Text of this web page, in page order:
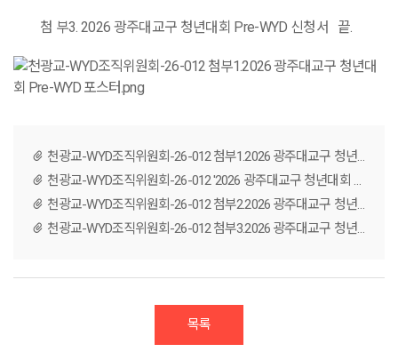
첨 부3. 2026 광주대교구 청년대회 Pre-WYD 신청서 끝.
천광교-WYD조직위원회-26-012 첨부1.2026 광주대교구 청년대회 Pre-WYD 포스터.png
천광교-WYD조직위원회-26-012 '2026 광주대교구 청년대회 Pre-WYD 참가 신청 안내' (260619).pdf
천광교-WYD조직위원회-26-012 첨부2.2026 광주대교구 청년대회 Pre-WYD 일정표.pdf
천광교-WYD조직위원회-26-012 첨부3.2026 광주대교구 청년대회 Pre-WYD 신청서.xlsx
목록